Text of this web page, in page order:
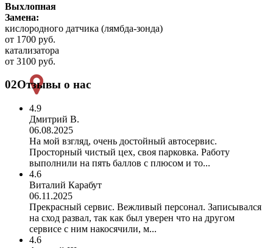
Выхлопная
Замена:
кислородного датчика (лямбда-зонда)
от 1700 руб.
катализатора
от 3100 руб.
02Отзывы о нас
4.9
Дмитрий В.
06.08.2025
На мой взгляд, очень достойный автосервис.
Просторный чистый цех, своя парковка. Работу
выполнили на пять баллов с плюсом и то...
4.6
Виталий Карабут
06.11.2025
Прекрасный сервис. Вежливый персонал. Записывался
на сход развал, так как был уверен что на другом
сервисе с ним накосячили, м...
4.6